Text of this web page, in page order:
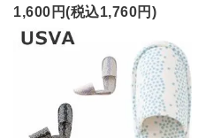
1,600円(税込1,760円)